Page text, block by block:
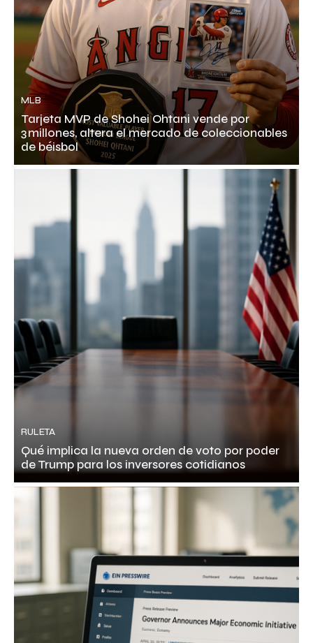
MLB
Tarjeta MVP de Shohei Ohtani vende por
3 millones, altera el mercado de coleccionables
de béisbol
RULETA
Qué implica la nueva orden de voto por poder
de Trump para los inversores cotidianos